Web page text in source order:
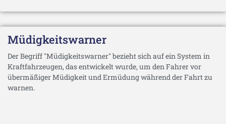
Müdigkeitswarner
Der Begriff "Müdigkeitswarner" bezieht sich auf ein System in
Kraftfahrzeugen, das entwickelt wurde, um den Fahrer vor
übermäßiger Müdigkeit und Ermüdung während der Fahrt zu
warnen.